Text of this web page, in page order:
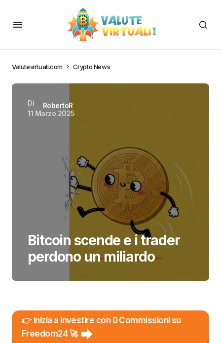
Valutevirtuali.com Crypto News
Di
RobertoR
11 Marzo 2025
Bitcoin scende e i trader
perdono un miliardo
👉 Inizia a investire con 0 Commissioni su
Freedom24 🚀